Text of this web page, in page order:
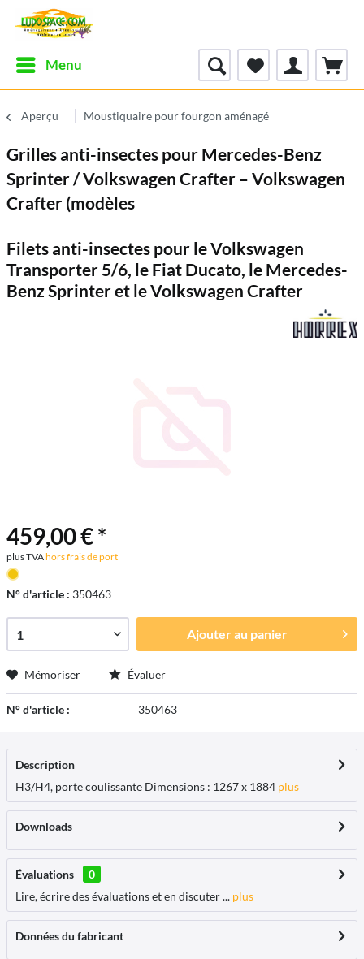
Menu
Aperçu Moustiquaire pour fourgon aménagé
Grilles anti-insectes pour Mercedes-Benz
Sprinter / Volkswagen Crafter – Volkswagen
Crafter (modèles
Filets anti-insectes pour le Volkswagen
Transporter 5/6, le Fiat Ducato, le Mercedes-
Benz Sprinter et le Volkswagen Crafter
459,00 € *
plus TVAhors frais de port
N° d'article : 350463
Ajouter au panier
Mémoriser Évaluer
N° d'article : 350463
Description
H3/H4, porte coulissante Dimensions : 1267 x 1884 plus
Downloads
Évaluations
0
Lire, écrire des évaluations et en discuter ... plus
Données du fabricant